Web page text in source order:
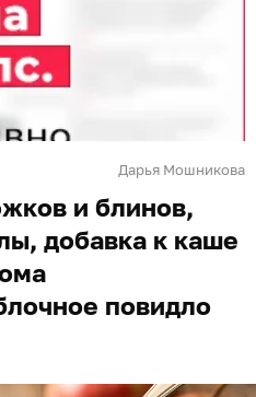
Дарья Мошникова
и блинов,
добавка к каше
повидло